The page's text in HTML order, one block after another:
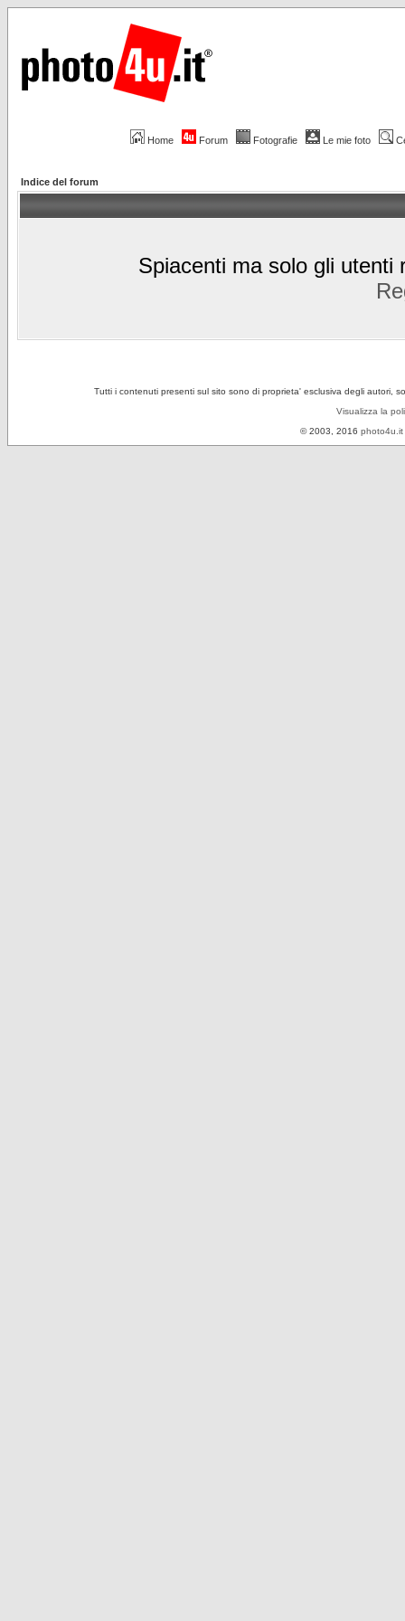
Home Forum Fotografie Le mie foto
Indice del forum
Spiacenti ma solo gli utenti
Tutti i contenuti presenti sul sito sono di proprieta' esclusiva degli autori,
Visualizza la
© 2003, 2016 photo4u.it